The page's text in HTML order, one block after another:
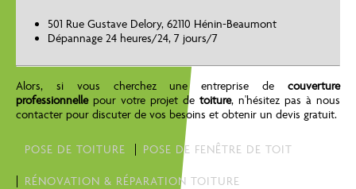
501 Rue Gustave Delory, 62110 Hénin-Beaumont
Dépannage 24 heures/24, 7 jours/7
Alors, si vous cherchez une entreprise de couverture
professionnellepour votre projet de toiture, n'hésitez pas à nous
contacter pour discuter de vos besoins et obtenir un devis gratuit.
POSE DE TOITURE POSE DE FENÊTRE DE TOIT
RÉNOVATION & RÉPARATION TOITURE